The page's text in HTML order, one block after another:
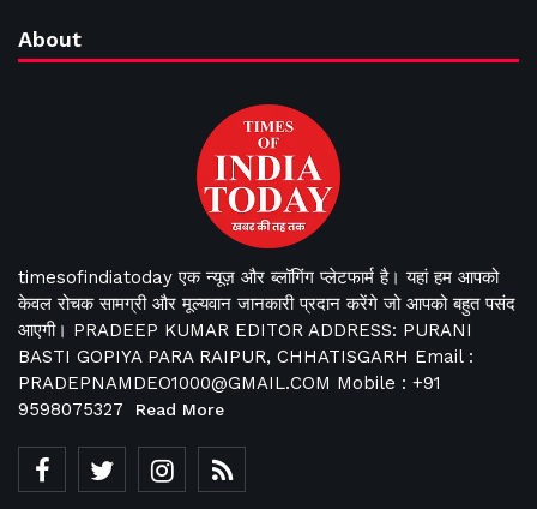
About
timesofindiatoday एक न्यूज़ और ब्लॉगिंग प्लेटफार्म है। यहां हम आपको
केवल रोचक सामग्री और मूल्यवान जानकारी प्रदान करेंगे जो आपको बहुत पसंद
आएगी। PRADEEP KUMAR EDITOR ADDRESS: PURANI
BASTI GOPIYA PARA RAIPUR, CHHATISGARH Email :
PRADEPNAMDEO1000@GMAIL.COM Mobile : +91
9598075327
Read More